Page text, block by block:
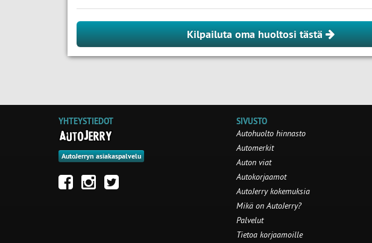
Kilpailuta oma huoltosi tästä
YHTEYSTIEDOT
AutoJerryn asiakaspalvelu
SIVUSTO
Autohuolto hinnasto
Automerkit
Auton viat
Autokorjaamot
AutoJerry kokemuksia
Mikä on AutoJerry?
Palvelut
Tietoa korjaamoille